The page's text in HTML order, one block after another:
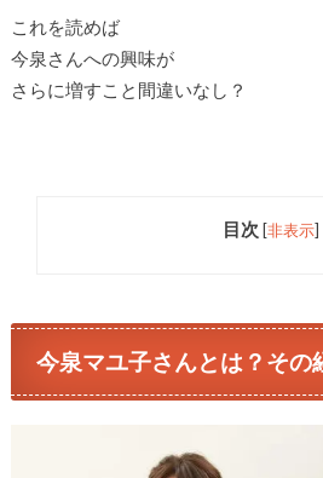
これを読めば
今泉さんへの興味が
さらに増すこと間違いなし？
目次 [非表示]
今泉マユ子さんとは？その